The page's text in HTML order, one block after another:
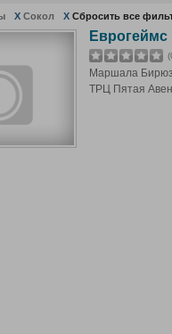
X Сокол X Сбросить все
Еврогеймс
Маршала
ТРЦ Пятая